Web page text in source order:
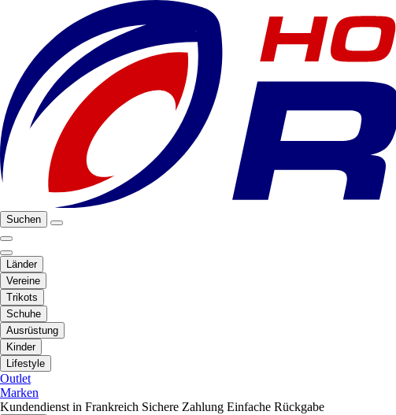
Suchen
Länder
Vereine
Trikots
Schuhe
Ausrüstung
Kinder
Lifestyle
Outlet
Marken
Kundendienst in Frankreich Sichere Zahlung Einfache Rückgabe